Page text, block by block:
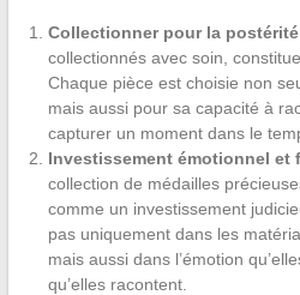
Collectionner pour la postérité
collectionnés avec soin,
Chaque pièce est choisie non
mais aussi pour sa capacité à
capturer un moment dans le
Investissement émotionnel et
collection de médailles
comme un investissement
pas uniquement dans les
mais aussi dans l’émotion
qu’elles racontent.